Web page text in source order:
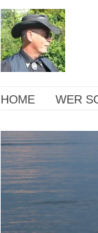
HOME WER